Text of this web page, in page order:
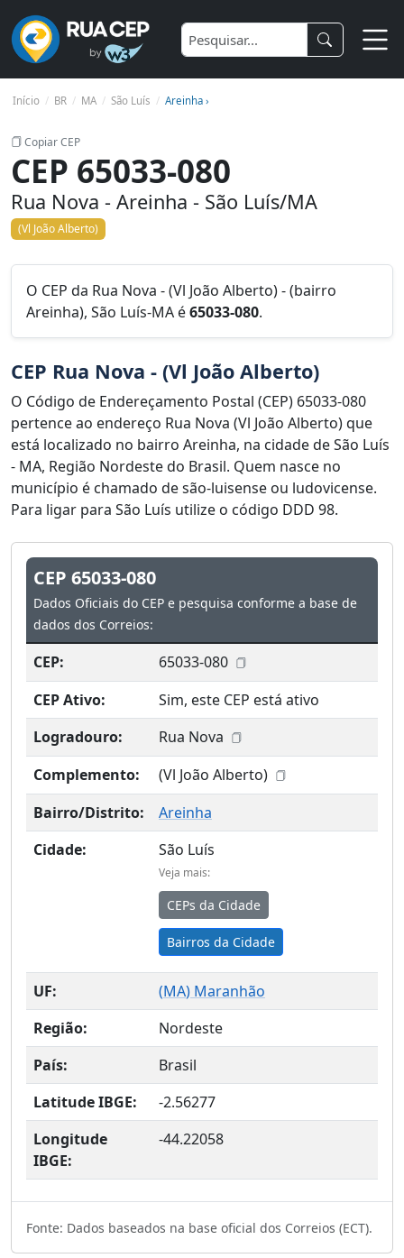
Início BR MA São Luís Areinha ›
Copiar CEP
CEP 65033-080
Rua Nova - Areinha - São Luís/MA
(Vl João Alberto)
O CEP da Rua Nova - (Vl João Alberto) - (bairro
Areinha), São Luís-MA é65033-080.
CEP Rua Nova - (Vl João Alberto)
O Código de Endereçamento Postal (CEP) 65033-080
pertence ao endereço Rua Nova (Vl João Alberto) que
está localizado no bairro Areinha, na cidade de São Luís
- MA, Região Nordeste do Brasil. Quem nasce no
município é chamado de são-luisense ou ludovicense.
Para ligar para São Luís utilize o código DDD 98.
CEP 65033-080
Dados Oficiais do CEP e pesquisa conforme a base de
dados dos Correios:
CEP:
65033-080
CEP Ativo:
Sim, este CEP está ativo
Logradouro:
Rua Nova
Complemento:
(Vl João Alberto)
Bairro/Distrito:
Areinha
Cidade:
São Luís
Veja mais:
CEPs da Cidade
Bairros da Cidade
UF: (MA) Maranhão
Região:
Nordeste
País:
Brasil
Latitude IBGE:
-2.56277
Longitude
IBGE:
-44.22058
Fonte: Dados baseados na base oficial dos Correios (ECT).